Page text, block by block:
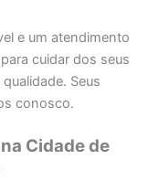
e um atendimento
cuidar dos seus
Seus
conosco.
Cidade de